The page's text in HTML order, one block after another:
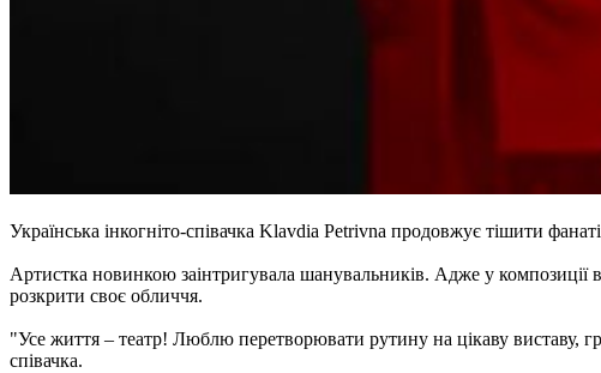
Українська інкогніто-співачка Klavdia Petrivna продовжує тішити
Артистка новинкою заінтригувала шанувальників. Адже у
розкрити своє обличчя.
"Усе життя – театр! Люблю перетворювати рутину на цікаву виставу,
співачка.